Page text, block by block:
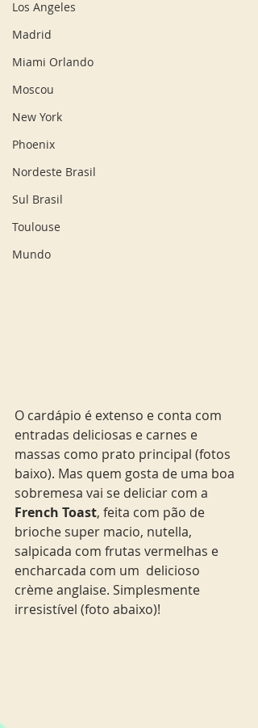
Los Angeles
Madrid
Miami Orlando
Moscou
New York
Phoenix
Nordeste Brasil
Sul Brasil
Toulouse
Mundo
O cardápio é extenso e conta com
entradas deliciosas e carnes e
massas como prato principal (fotos
baixo). Mas quem gosta de uma boa
sobremesa vai se deliciar com a
French Toast, feita com pão de
brioche super macio, nutella,
salpicada com frutas vermelhas e
encharcada com um  delicioso
crème anglaise. Simplesmente
irresistível (foto abaixo)!